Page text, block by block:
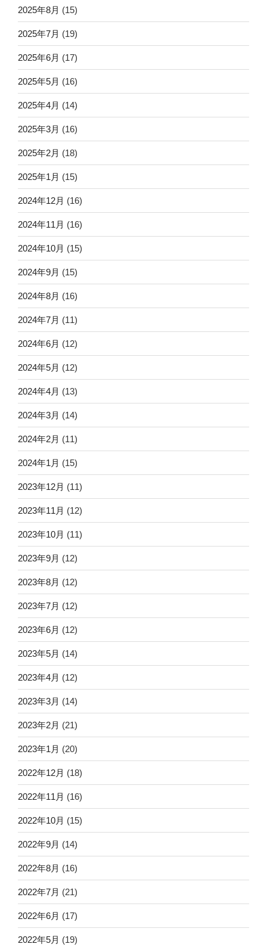
2025年8月 (15)
2025年7月 (19)
2025年6月 (17)
2025年5月 (16)
2025年4月 (14)
2025年3月 (16)
2025年2月 (18)
2025年1月 (15)
2024年12月 (16)
2024年11月 (16)
2024年10月 (15)
2024年9月 (15)
2024年8月 (16)
2024年7月 (11)
2024年6月 (12)
2024年5月 (12)
2024年4月 (13)
2024年3月 (14)
2024年2月 (11)
2024年1月 (15)
2023年12月 (11)
2023年11月 (12)
2023年10月 (11)
2023年9月 (12)
2023年8月 (12)
2023年7月 (12)
2023年6月 (12)
2023年5月 (14)
2023年4月 (12)
2023年3月 (14)
2023年2月 (21)
2023年1月 (20)
2022年12月 (18)
2022年11月 (16)
2022年10月 (15)
2022年9月 (14)
2022年8月 (16)
2022年7月 (21)
2022年6月 (17)
2022年5月 (19)